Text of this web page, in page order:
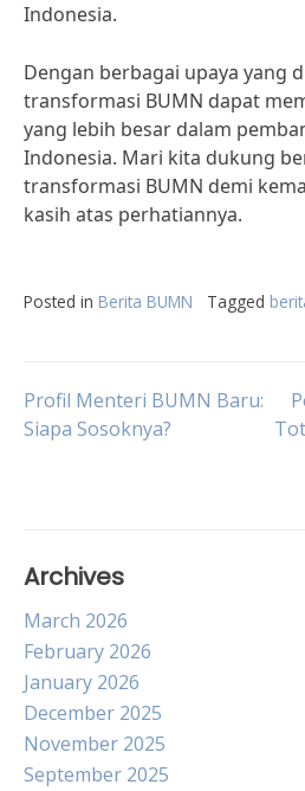
Indonesia.
Dengan berbagai upaya yang
transformasi BUMN dapat
yang lebih besar dalam
Indonesia. Mari kita dukung
transformasi BUMN demi
kasih atas perhatiannya.
Posted in Berita BUMN Tagged
Post
Profil Menteri BUMN Baru:
Siapa Sosoknya?
Archives
March 2026
February 2026
January 2026
December 2025
November 2025
September 2025